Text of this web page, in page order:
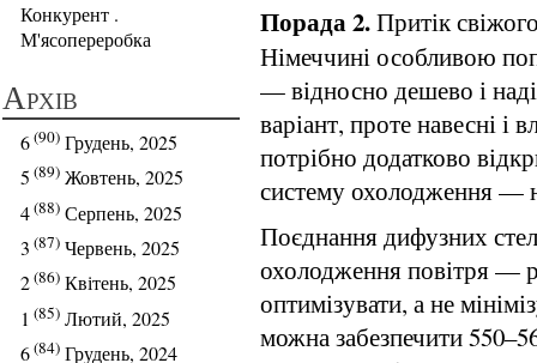
Конкурент .
М'ясопереробка
Архів
6(90) Грудень, 2025
5 (89) Жовтень, 2025
4(88) Серпень, 2025
3 (87) Червень, 2025
2(86) Квітень, 2025
1 (85) Лютий, 2025
6(84) Грудень, 2024
Порада 2.Притік
Німеччині особливою
— відносно дешево і
варіант, проте навесні і
потрібно додатково
систему охолодження —
Поєднання дифузних
охолодження повітря —
оптимізувати, а не
можна забезпечити